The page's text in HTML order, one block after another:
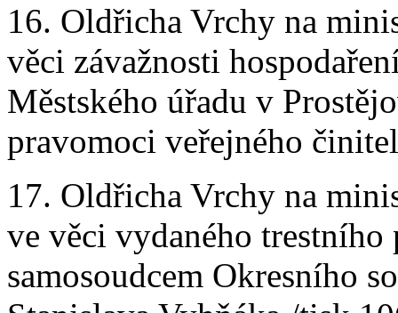
16. Oldřicha Vrchy na
věci závažnosti
Městského úřadu v
pravomoci veřejného
17. Oldřicha Vrchy na
ve věci vydaného
samosoudcem Okresního